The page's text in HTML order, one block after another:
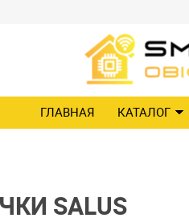
ГЛАВНАЯ КАТАЛОГ
SALUS